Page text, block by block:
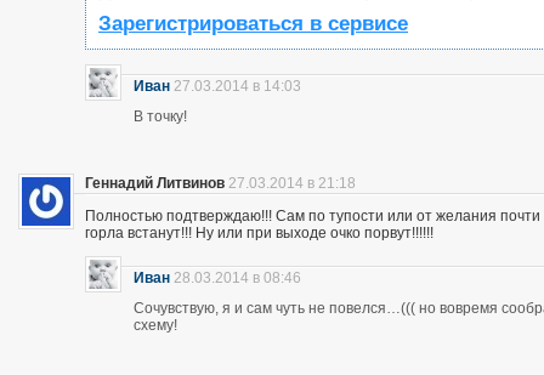
Зарегистрироваться в сервисе
Иван 27.03.2014 в 14:03
В точку!
Геннадий Литвинов 27.03.2014 в 21:18
Полностью подтверждаю!!! Сам по тупости или от желания
горла встанут!!! Ну или при выходе очко порвут!!!!!!
Иван 28.03.2014 в 08:46
Сочувствую, я и сам чуть не повелся…((( но вовремя
схему!